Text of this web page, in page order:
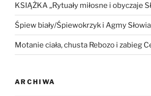
KSIĄŻKA „Rytuały miłosne i obyczaje
Śpiew biały/Śpiewokrzyk i Agmy
Motanie ciała, chusta Rebozo i zabieg
ARCHIWA